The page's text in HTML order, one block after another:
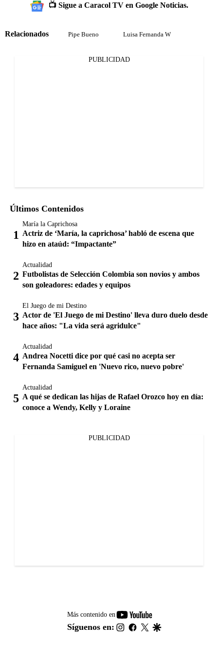
📺 Sigue a Caracol TV en Google Noticias.
Relacionados Pipe Bueno Luisa Fernanda W
PUBLICIDAD
Últimos Contenidos
María la Caprichosa
Actriz de ‘María, la caprichosa’ habló de escena que
hizo en ataúd: “Impactante”
Actualidad
Futbolistas de Selección Colombia son novios y ambos
son goleadores: edades y equipos
El Juego de mi Destino
Actor de 'El Juego de mi Destino' lleva duro duelo desde
hace años: "La vida será agridulce"
Actualidad
Andrea Nocetti dice por qué casi no acepta ser
Fernanda Samiguel en 'Nuevo rico, nuevo pobre'
Actualidad
A qué se dedican las hijas de Rafael Orozco hoy en día:
conoce a Wendy, Kelly y Loraine
PUBLICIDAD
Más contenido en
youtube-
footer
Síguenos en: instagram
facebook
twitter